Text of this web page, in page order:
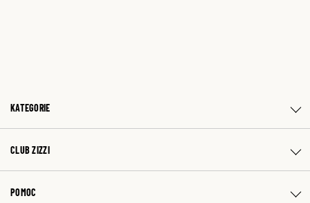
KATEGORIE
CLUB ZIZZI
POMOC